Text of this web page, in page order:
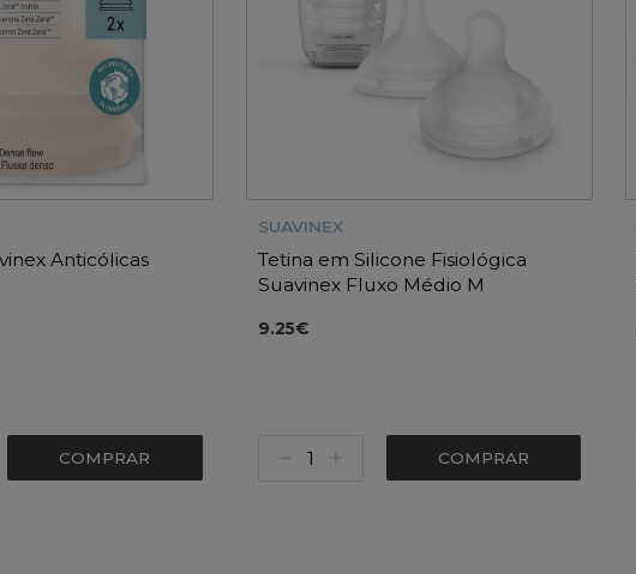
Anticólicas
COMPRAR
SUAVINEX
Tetina em Silicone Fisiológica
Suavinex Fluxo Médio M
9.25€
COMPRAR